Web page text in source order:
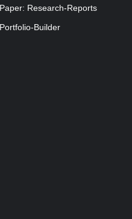
Paper: Research-Reports
Portfolio-Builder